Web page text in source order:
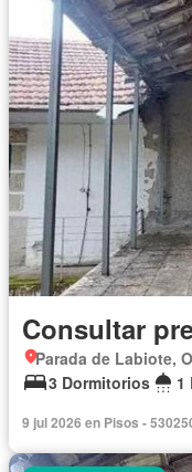
Consultar
Parada de Labiote,
3 Dormitorios
1
9 jul 2026 en Pisos -